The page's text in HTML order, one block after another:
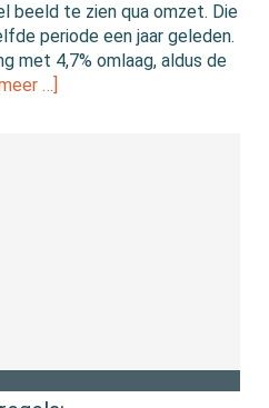
beeld te zien qua omzet. Die
periode een jaar geleden.
met 4,7% omlaag, aldus de
…]